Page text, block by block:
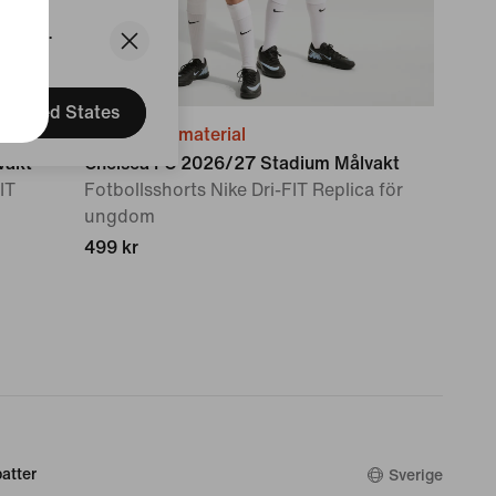
United States
Återvunnet material
Chelsea FC 2026/27 Stadium Målvakt
Fotbollsshorts Nike Dri-FIT Replica för
ungdom
499 kr
Sverige